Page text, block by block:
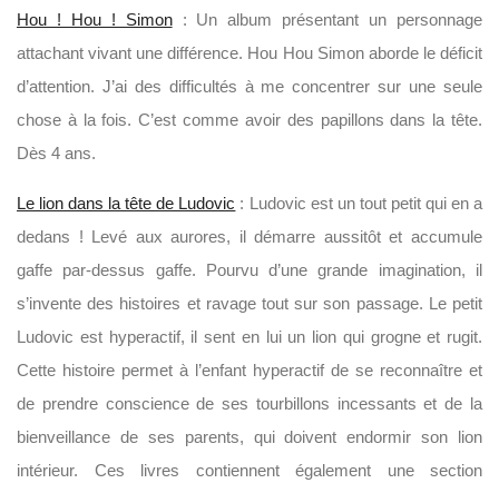
Hou ! Hou ! Simon: Un album présentant un personnage
attachant vivant une différence. Hou Hou Simon aborde le déficit
d’attention. J’ai des difficultés à me concentrer sur une seule
chose à la fois. C’est comme avoir des papillons dans la tête.
Dès 4 ans.
Le lion dans la tête de Ludovic : Ludovic est un tout petit qui en a
dedans ! Levé aux aurores, il démarre aussitôt et accumule
gaffe par-dessus gaffe. Pourvu d’une grande imagination, il
s’invente des histoires et ravage tout sur son passage. Le petit
Ludovic est hyperactif, il sent en lui un lion qui grogne et rugit.
Cette histoire permet à l’enfant hyperactif de se reconnaître et
de prendre conscience de ses tourbillons incessants et de la
bienveillance de ses parents, qui doivent endormir son lion
intérieur. Ces livres contiennent également une section